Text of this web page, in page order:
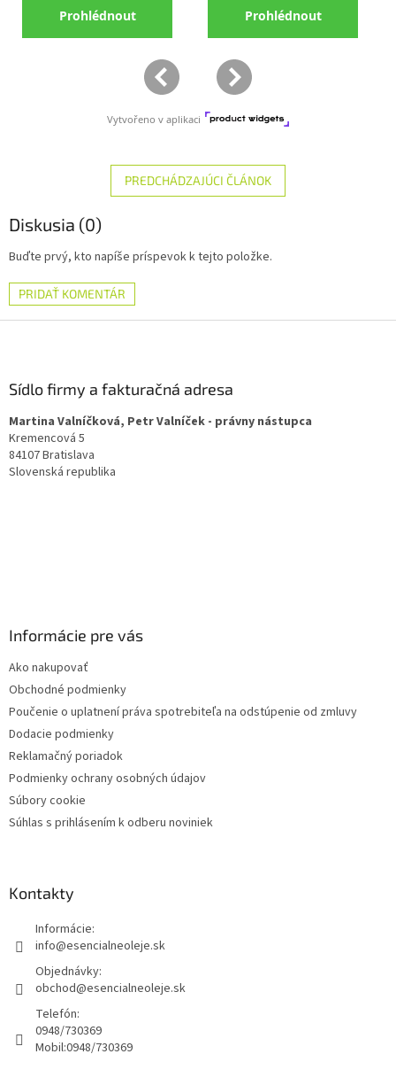
PREDCHÁDZAJÚCI ČLÁNOK
Diskusia (0)
Buďte prvý, kto napíše príspevok k tejto položke.
PRIDAŤ KOMENTÁR
Sídlo firmy a fakturačná adresa
Martina Valníčková, Petr Valníček - právny nástupca
Kremencová 5
84107 Bratislava
Slovenská republika
Informácie pre vás
Ako nakupovať
Obchodné podmienky
Poučenie o uplatnení práva spotrebiteľa na odstúpenie od zmluvy
Dodacie podmienky
Reklamačný poriadok
Podmienky ochrany osobných údajov
Súbory cookie
Súhlas s prihlásením k odberu noviniek
Kontakty
Informácie:
info@esencialneoleje.sk
Objednávky:
obchod@esencialneoleje.sk
Telefón:
0948/730369
Mobil:0948/730369